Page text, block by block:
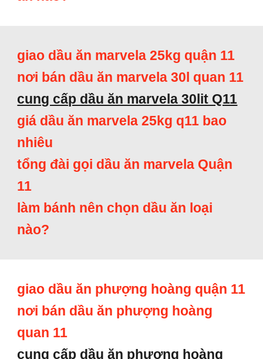
giao dầu ăn marvela 25kg quận 11
nơi bán dầu ăn marvela 30l quan 11
cung cấp dầu ăn marvela 30lit Q11
giá dầu ăn marvela 25kg q11 bao
nhiêu
tổng đài gọi dầu ăn marvela Quận
11
làm bánh nên chọn dầu ăn loại
nào?
giao dầu ăn phượng hoàng quận 11
nơi bán dầu ăn phượng hoàng
quan 11
cung cấp dầu ăn phượng hoàng